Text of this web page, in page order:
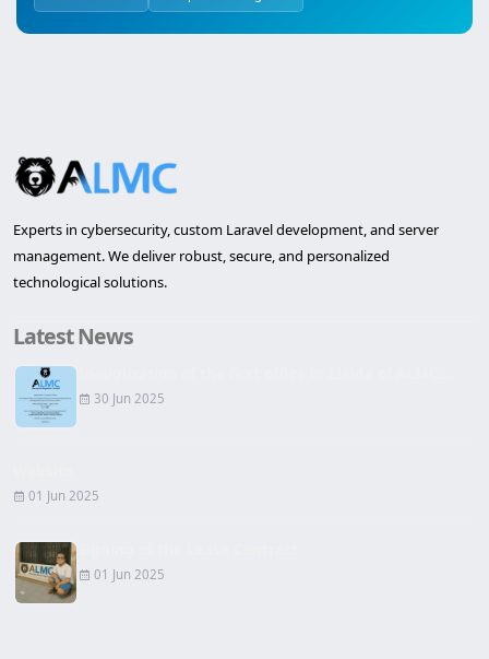
Experts in cybersecurity, custom Laravel development, and server
management. We deliver robust, secure, and personalized
technological solutions.
Latest News
30 Jun 2025
01 Jun 2025
01 Jun 2025